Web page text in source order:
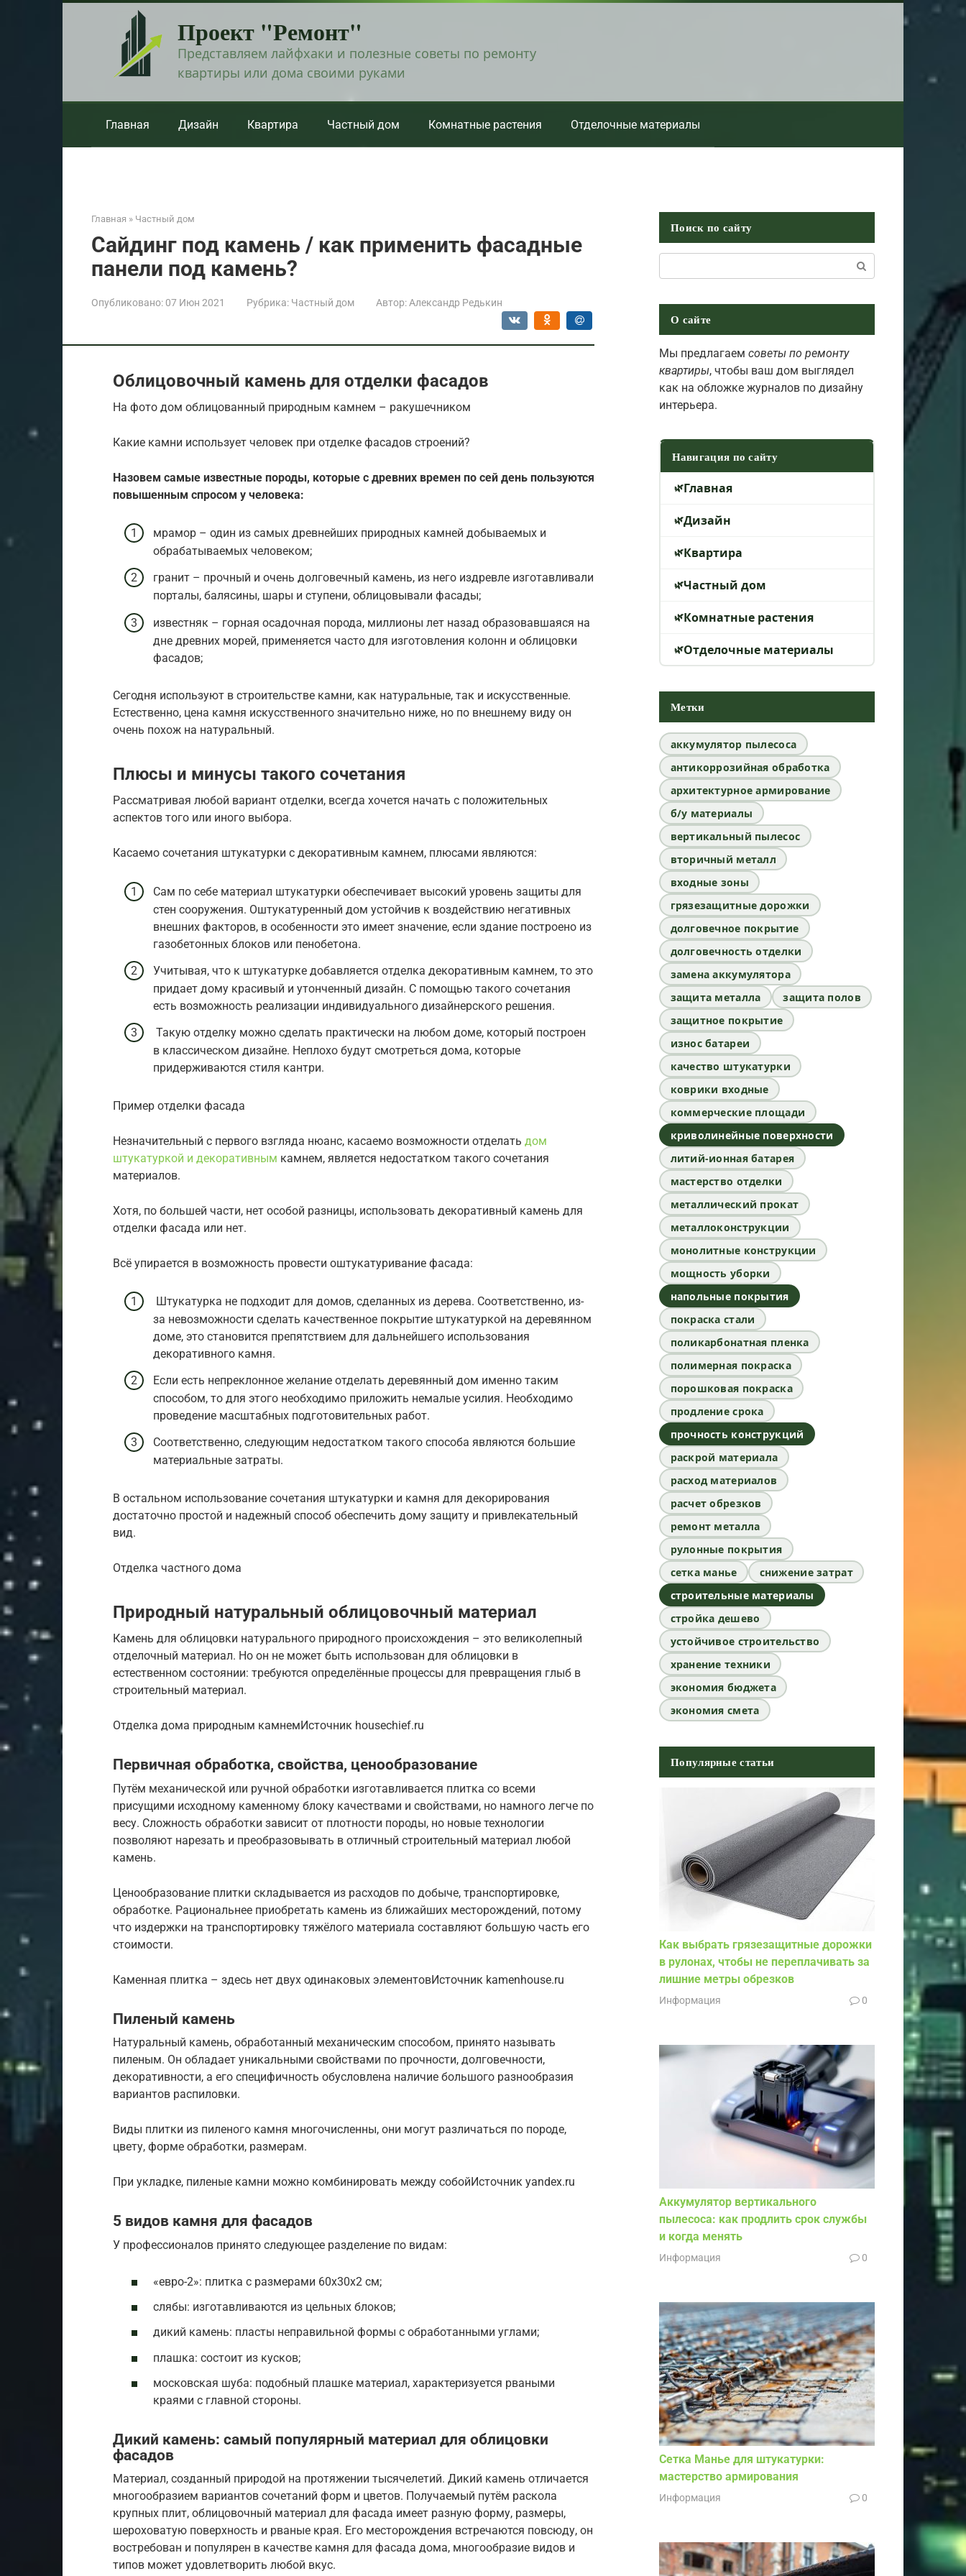
Проект "Ремонт"
Представляем лайфхаки и полезные советы по ремонту
квартиры или дома своими руками
Главная Дизайн Квартира Частный дом Комнатные растения Отделочные материалы
Главная » Частный дом
Сайдинг под камень / как применить фасадные
панели под камень?
Опубликовано: 07 Июн 2021 Рубрика: Частный дом Автор: Александр Редькин
Облицовочный камень для отделки фасадов
На фото дом облицованный природным камнем – ракушечником
Какие камни использует человек при отделке фасадов строений?
Назовем самые известные породы, которые с древних времен по сей день пользуются
повышенным спросом у человека:
мрамор – один из самых древнейших природных камней добываемых и
обрабатываемых человеком;
гранит – прочный и очень долговечный камень, из него издревле изготавливали
порталы, балясины, шары и ступени, облицовывали фасады;
известняк – горная осадочная порода, миллионы лет назад образовавшаяся на
дне древних морей, применяется часто для изготовления колонн и облицовки
фасадов;
Сегодня используют в строительстве камни, как натуральные, так и искусственные.
Естественно, цена камня искусственного значительно ниже, но по внешнему виду он
очень похож на натуральный.
Плюсы и минусы такого сочетания
Рассматривая любой вариант отделки, всегда хочется начать с положительных
аспектов того или иного выбора.
Касаемо сочетания штукатурки с декоративным камнем, плюсами являются:
Сам по себе материал штукатурки обеспечивает высокий уровень защиты для
стен сооружения. Оштукатуренный дом устойчив к воздействию негативных
внешних факторов, в особенности это имеет значение, если здание построено из
газобетонных блоков или пенобетона.
Учитывая, что к штукатурке добавляется отделка декоративным камнем, то это
придает дому красивый и утонченный дизайн. С помощью такого сочетания
есть возможность реализации индивидуального дизайнерского решения.
Такую отделку можно сделать практически на любом доме, который построен
в классическом дизайне. Неплохо будут смотреться дома, которые
придерживаются стиля кантри.
Пример отделки фасада
Незначительный с первого взгляда нюанс, касаемо возможности отделать дом
штукатуркой и декоративным камнем, является недостатком такого сочетания
материалов.
Хотя, по большей части, нет особой разницы, использовать декоративный камень для
отделки фасада или нет.
Всё упирается в возможность провести оштукатуривание фасада:
Штукатурка не подходит для домов, сделанных из дерева. Соответственно, из-
за невозможности сделать качественное покрытие штукатуркой на деревянном
доме, это становится препятствием для дальнейшего использования
декоративного камня.
Если есть непреклонное желание отделать деревянный дом именно таким
способом, то для этого необходимо приложить немалые усилия. Необходимо
проведение масштабных подготовительных работ.
Соответственно, следующим недостатком такого способа являются большие
материальные затраты.
В остальном использование сочетания штукатурки и камня для декорирования
достаточно простой и надежный способ обеспечить дому защиту и привлекательный
вид.
Отделка частного дома
Природный натуральный облицовочный материал
Камень для облицовки натурального природного происхождения – это великолепный
отделочный материал. Но он не может быть использован для облицовки в
естественном состоянии: требуются определённые процессы для превращения глыб в
строительный материал.
Отделка дома природным камнемИсточник housechief.ru
Первичная обработка, свойства, ценообразование
Путём механической или ручной обработки изготавливается плитка со всеми
присущими исходному каменному блоку качествами и свойствами, но намного легче по
весу. Сложность обработки зависит от плотности породы, но новые технологии
позволяют нарезать и преобразовывать в отличный строительный материал любой
камень.
Ценообразование плитки складывается из расходов по добыче, транспортировке,
обработке. Рациональнее приобретать камень из ближайших месторождений, потому
что издержки на транспортировку тяжёлого материала составляют большую часть его
стоимости.
Каменная плитка – здесь нет двух одинаковых элементовИсточник kamenhouse.ru
Пиленый камень
Натуральный камень, обработанный механическим способом, принято называть
пиленым. Он обладает уникальными свойствами по прочности, долговечности,
декоративности, а его специфичность обусловлена наличие большого разнообразия
вариантов распиловки.
Виды плитки из пиленого камня многочисленны, они могут различаться по породе,
цвету, форме обработки, размерам.
При укладке, пиленые камни можно комбинировать между собойИсточник yandex.ru
5 видов камня для фасадов
У профессионалов принято следующее разделение по видам:
«евро-2»: плитка с размерами 60х30х2 см;
слябы: изготавливаются из цельных блоков;
дикий камень: пласты неправильной формы с обработанными углами;
плашка: состоит из кусков;
московская шуба: подобный плашке материал, характеризуется рваными
краями с главной стороны.
Дикий камень: самый популярный материал для облицовки
фасадов
Материал, созданный природой на протяжении тысячелетий. Дикий камень отличается
многообразием вариантов сочетаний форм и цветов. Получаемый путём раскола
крупных плит, облицовочный материал для фасада имеет разную форму, размеры,
шероховатую поверхность и рваные края. Его месторождения встречаются повсюду, он
востребован и популярен в качестве камня для фасада дома, многообразие видов и
типов может удовлетворить любой вкус.
Поиск по сайту
О сайте
Мы предлагаем советы по ремонту
квартиры, чтобы ваш дом выглядел
как на обложке журналов по дизайну
интерьера.
Навигация по сайту
Главная
Дизайн
Квартира
Частный дом
Комнатные растения
Отделочные материалы
Метки
аккумулятор пылесоса
антикоррозийная обработка
архитектурное армирование
б/у материалы
вертикальный пылесос
вторичный металл
входные зоны
грязезащитные дорожки
долговечное покрытие
долговечность отделки
замена аккумулятора
защита металла
защита полов
защитное покрытие
износ батареи
качество штукатурки
коврики входные
коммерческие площади
криволинейные поверхности
литий-ионная батарея
мастерство отделки
металлический прокат
металлоконструкции
монолитные конструкции
мощность уборки
напольные покрытия
покраска стали
поликарбонатная пленка
полимерная покраска
порошковая покраска
продление срока
прочность конструкций
раскрой материала
расход материалов
расчет обрезков
ремонт металла
рулонные покрытия
сетка манье
снижение затрат
строительные материалы
стройка дешево
устойчивое строительство
хранение техники
экономия бюджета
экономия смета
Популярные статьи
Как выбрать грязезащитные дорожки
в рулонах, чтобы не переплачивать за
лишние метры обрезков
Информация 0
Аккумулятор вертикального
пылесоса: как продлить срок службы
и когда менять
Информация 0
Сетка Манье для штукатурки:
мастерство армирования
Информация 0